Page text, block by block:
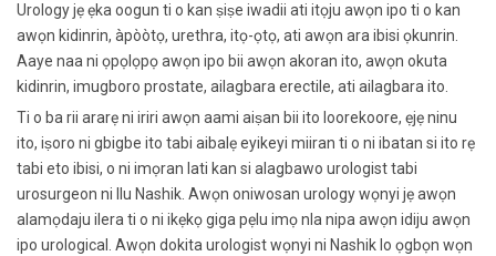
Urology jẹ ẹka oogun ti o kan ṣiṣe iwadii ati itọju awọn ipo ti o kan
awọn kidinrin, àpòòtọ, urethra, itọ-ọtọ, ati awọn ara ibisi ọkunrin.
Aaye naa ni ọpọlọpọ awọn ipo bii awọn akoran ito, awọn okuta
kidinrin, imugboro prostate, ailagbara erectile, ati ailagbara ito.
Ti o ba rii ararẹ ni iriri awọn aami aiṣan bii ito loorekoore, ẹjẹ ninu
ito, iṣoro ni gbigbe ito tabi aibalẹ eyikeyi miiran ti o ni ibatan si ito rẹ
tabi eto ibisi, o ni imọran lati kan si alagbawo urologist tabi
urosurgeon ni Ilu Nashik. Awọn oniwosan urology wọnyi jẹ awọn
alamọdaju ilera ti o ni ikẹkọ giga pẹlu imọ nla nipa awọn idiju awọn
ipo urological. Awọn dokita urologist wọnyi ni Nashik lo ọgbọn wọn